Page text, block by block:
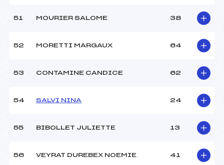
51 MOURIER SALOME 38
52 MORETTI MARGAUX 64
53 CONTAMINE CANDICE 62
54 SALVI NINA 24
55 BIBOLLET JULIETTE 13
56 VEYRAT DUREBEX NOEMIE 41